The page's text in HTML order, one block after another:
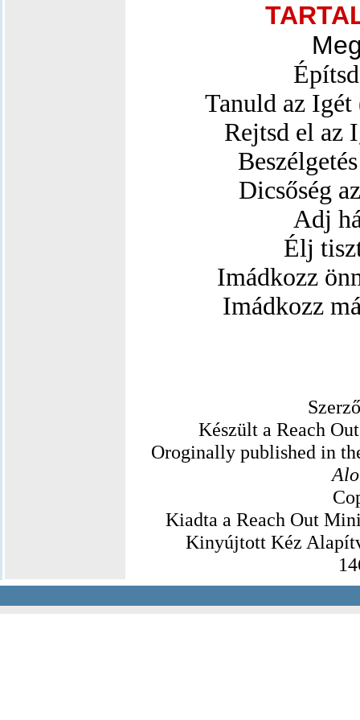
Tanuld az
Rejtsd el az
Dicsőség
Adj
Élj
Imádkozz
Imádkozz
Készült a Reach
Oroginally published in
Kiadta a Reach Out
Kinyújtott Kéz